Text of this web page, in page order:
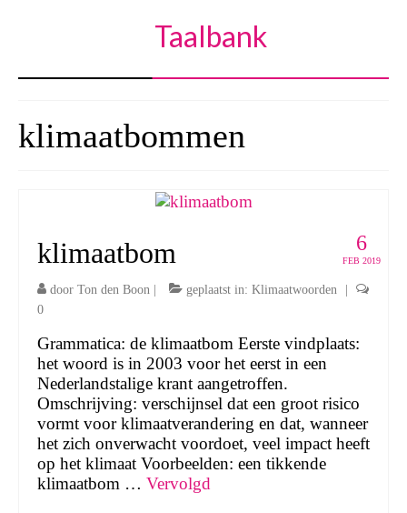
Taalbank
klimaatbommen
6
FEB 2019
klimaatbom
door Ton den Boon | geplaatst in: Klimaatwoorden
|
0
Grammatica: de klimaatbom Eerste vindplaats:
het woord is in 2003 voor het eerst in een
Nederlandstalige krant aangetroffen.
Omschrijving: verschijnsel dat een groot risico
vormt voor klimaatverandering en dat, wanneer
het zich onverwacht voordoet, veel impact heeft
op het klimaat Voorbeelden: een tikkende
klimaatbom … Vervolgd